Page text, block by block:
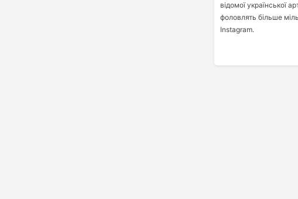
відомої української
фоловлять більше
Instagram.